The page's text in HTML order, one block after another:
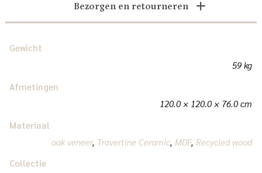
Bezorgen en retourneren
Gewicht
59 kg
Afmetingen
120.0 × 120.0 × 76.0 cm
Materiaal
oak veneer, Travertine Ceramic, MDF, Recycled wood
Collectie